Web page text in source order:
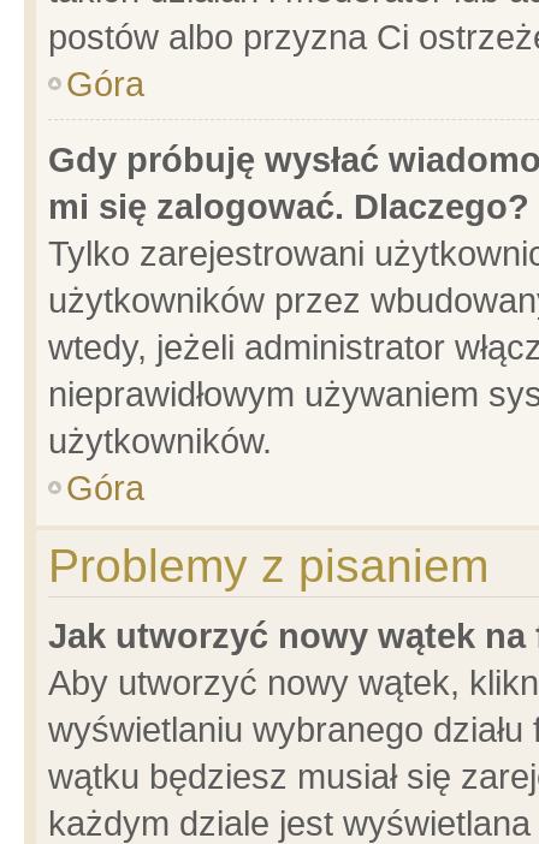
postów albo przyzna Ci
Góra
Gdy próbuję wysłać
mi się zalogować. Dlaczego?
Tylko zarejestrowani
użytkowników przez
wtedy, jeżeli administrator
nieprawidłowym używaniem
użytkowników.
Góra
Problemy z pisaniem
Jak utworzyć nowy wątek na
Aby utworzyć nowy wątek,
wyświetlaniu wybranego
wątku będziesz musiał się
każdym dziale jest